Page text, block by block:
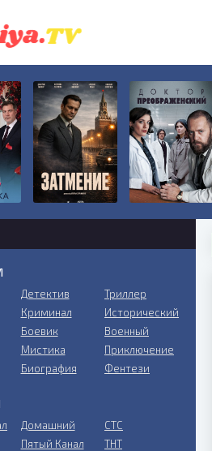
Детектив
Криминал
Боевик
Мистика
Биография
Триллер
Исторический
Военный
Приключение
Фентези
Домашний
Пятый Канал
СТС
ТНТ